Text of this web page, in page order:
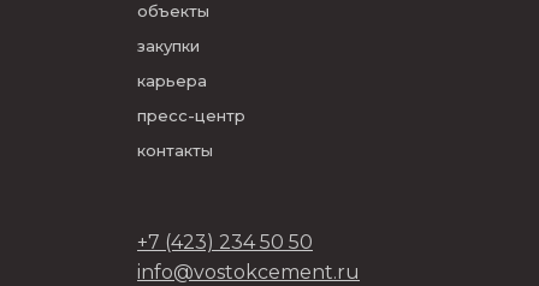
объекты
закупки
карьера
пресс-центр
контакты
+7 (423) 234 50 50
info@vostokcement.ru